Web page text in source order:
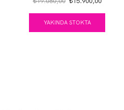
₺19.080,00.
YAKINDA STOKTA